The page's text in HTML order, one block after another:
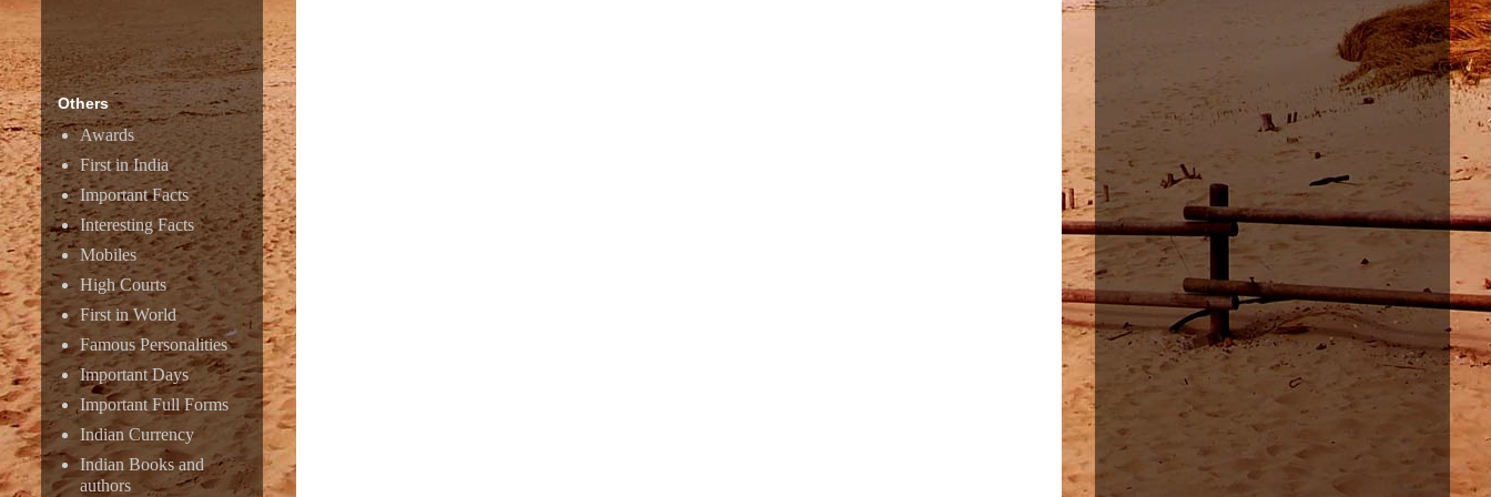
Others
Awards
First in India
Important Facts
Interesting Facts
Mobiles
High Courts
First in World
Famous Personalities
Important Days
Important Full Forms
Indian Currency
Indian Books and
authors